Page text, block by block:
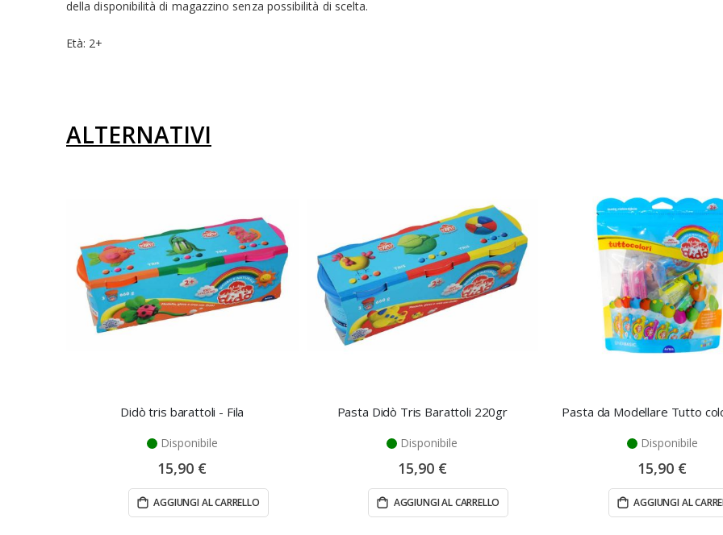
della disponibilità di magazzino senza possibilità di scelta.
Età: 2+
ALTERNATIVI
Didò tris barattoli - Fila
Disponibile
15,90 €
AGGIUNGI AL CARRELLO
Pasta Didò Tris Barattoli 220gr
Disponibile
15,90 €
AGGIUNGI AL CARRELLO
Pasta da Modellare Tutto
Disponibile
15,90 €
AGGIUNGI AL